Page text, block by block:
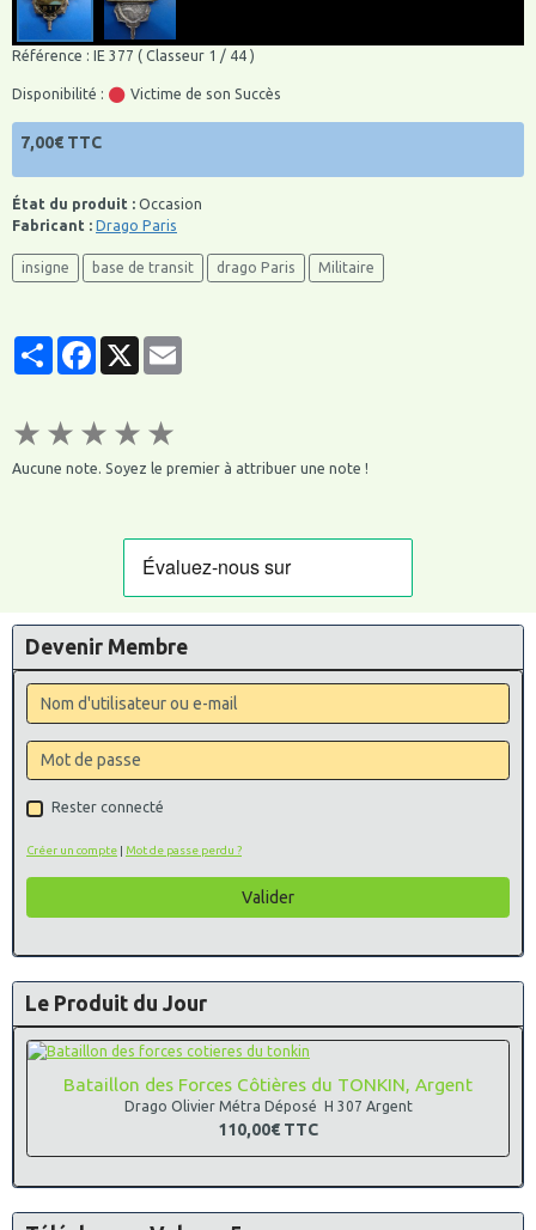
Référence : IE 377 ( Classeur 1 / 44 )
Disponibilité : Victime de son Succès
7,00€ TTC
État du produit : Occasion
Fabricant : Drago Paris
insigne base de transit drago Paris Militaire
PartagerFacebook
★ ★ ★ ★ ★
Aucune note. Soyez le premier à attribuer une note !
Devenir Membre
Rester connecté
Créer un compte | Mot de passe perdu ?
Valider
Le Produit du Jour
Bataillon des Forces Côtières du TONKIN, Argent
Drago Olivier Métra Déposé H 307 Argent
110,00€ TTC